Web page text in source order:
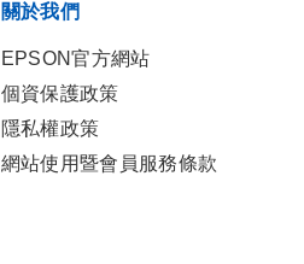
關於我們
EPSON官方網站
個資保護政策
隱私權政策
網站使用暨會員服務條款